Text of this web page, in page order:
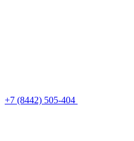
+7 (8442) 505-404